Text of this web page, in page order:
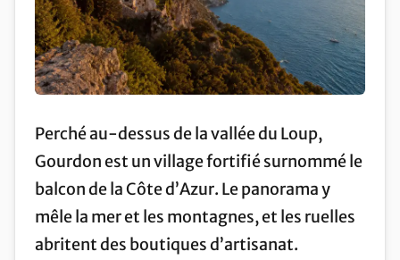
Perché au-dessus de la vallée du Loup,
Gourdon est un village fortifié surnommé le
balcon de la Côte d’Azur. Le panorama y
mêle la mer et les montagnes, et les ruelles
abritent des boutiques d’artisanat.